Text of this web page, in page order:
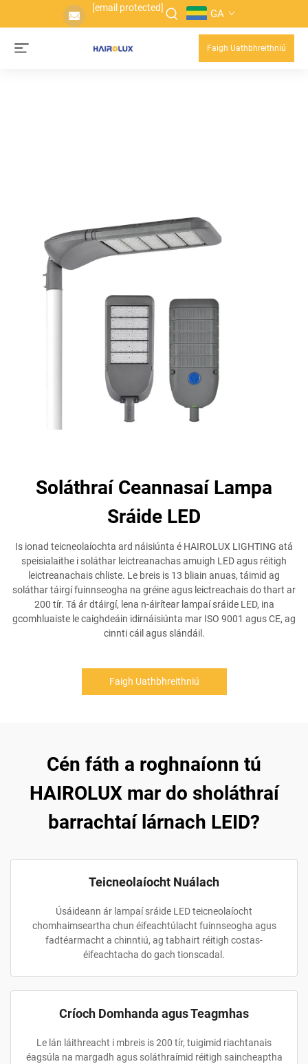
[email protected] GA
Faigh Uathbhreithniú
Soláthraí Ceannasaí Lampa
Sráide LED
Is ionad teicneolaíochta ard náisiúnta é HAIROLUX LIGHTING atá
speisialaithe i soláthar leictreanachas amuigh LED agus réitigh
leictreanachais chliste. Le breis is 13 bliain anuas, táimid ag
soláthar táirgí fuinnseogha na gréine agus leictreachais do thart ar
200 tír. Tá ár dtáirgí, lena n-áirítear lampaí sráide LED, ina
gcomhluaiste le caighdeáin idirnáisiúnta mar ISO 9001 agus CE, ag
cinnti cáil agus slándáil.
Faigh Uathbhreithniú
Cén fáth a roghnaíonn tú
HAIROLUX mar do sholáthraí
barrachtaí lárnach LEID?
Teicneolaíocht Nuálach
Úsáideann ár lampaí sráide LED teicneolaíocht
chomhaimseartha chun éifeachtúlacht fuinnseogha agus
fadtéarmacht a chinntiú, ag tabhairt réitigh costas-
éifeachtacha do gach tionscadal.
Críoch Domhanda agus Teagmhas
Le lán láithreacht i mbreis is 200 tír, tuigimid riachtanais
éagsúla na margadh agus soláthraímid réitigh saincheaptha